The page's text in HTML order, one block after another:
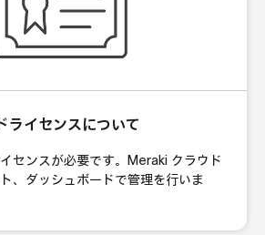
ライセンスについて
センスが必要です。Meraki クラウド
、ダッシュボードで管理を行いま